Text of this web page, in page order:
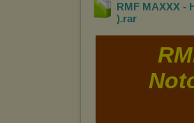
RMF MAXXX -
).rar